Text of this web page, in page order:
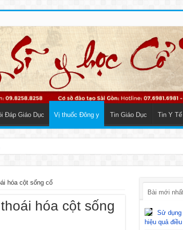
Đáp Giáo Dục Vị thuốc Đông y Tin Giáo Dục Tin Y
hóa cột sống cổ
hóa cột sống
Bài mới
Sử dụng
hiệu quả